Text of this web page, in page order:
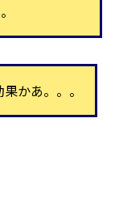
かあ。。。